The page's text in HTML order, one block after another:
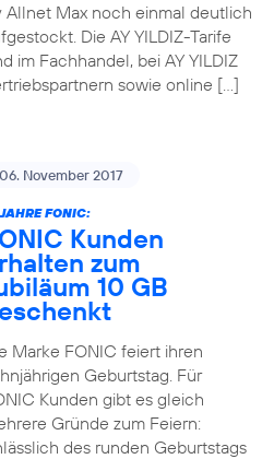
Allnet Max noch einmal deutlich
Die AY YILDIZ-Tarife
im Fachhandel, bei AY YILDIZ
sowie online […]
06. November 2017
FONIC:
Kunden
zum
10 GB
Marke FONIC feiert ihren
Geburtstag. Für
Kunden gibt es gleich
Gründe zum Feiern:
des runden Geburtstags